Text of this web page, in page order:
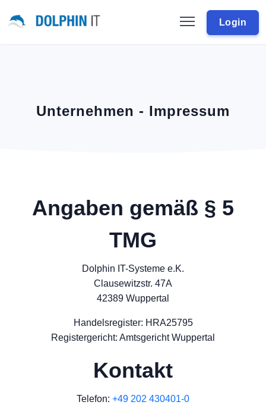
Login
Unternehmen - Impressum
Angaben gemäß § 5
TMG
Dolphin IT-Systeme e.K.
Clausewitzstr. 47A
42389 Wuppertal
Handelsregister: HRA25795
Registergericht: Amtsgericht Wuppertal
Kontakt
Telefon: +49 202 430401-0